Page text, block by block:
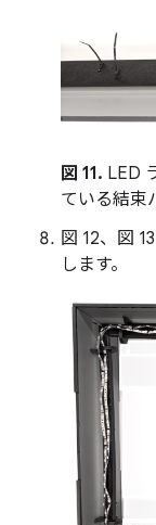
図 11. LED
ている結束
図 12、図
します。